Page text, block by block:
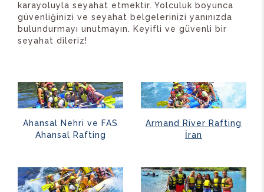
karayoluyla seyahat etmektir. Yolculuk boyunca
güvenliğinizi ve seyahat belgelerinizi yanınızda
bulundurmayı unutmayın. Keyifli ve güvenli bir
seyahat dileriz!
Ahansal Nehri ve FAS
Ahansal Rafting
Armand River Rafting
İran